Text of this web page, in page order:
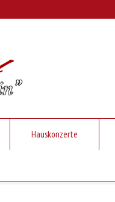
Hauskonzerte